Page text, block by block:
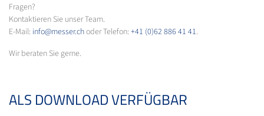
Fragen?
Kontaktieren Sie unser Team.
E-Mail: info@messer.choder Telefon: +41 (0)62 886 41 41.
Wir beraten Sie gerne.
ALS DOWNLOAD VERFÜGBAR